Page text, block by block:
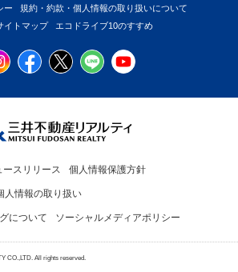
ー
規約・約款・個人情報の取り扱いについて
イトマップ エコドライブ10のすすめ
ースリリース 個人情報保護方針
人情報の取り扱い
について ソーシャルメディアポリシー
CO.,LTD. All rights reserved.